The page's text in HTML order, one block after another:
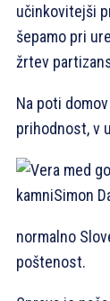
učinkovitejši
šepamo pri
žrtev
Na poti
prihodnost, v
kamniSimon
normalno
poštenost.